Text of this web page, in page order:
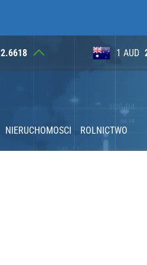
2.6265 100
NIERUCHOMOSCI ROLNICTWO